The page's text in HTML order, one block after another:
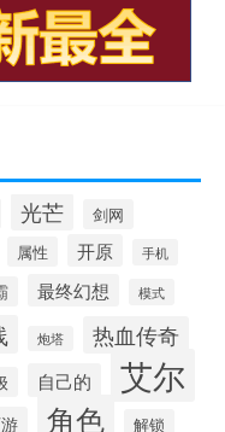
光芒 剑网
属性 开原 手机
最终幻想 模式
炮塔 热血传奇
自己的 艾尔
角色 解锁